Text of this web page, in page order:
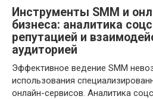
Инструменты SMM и
бизнеса: аналитика
репутацией и
аудиторией
Эффективное ведение SMM
использования
онлайн-сервисов. Аналитика